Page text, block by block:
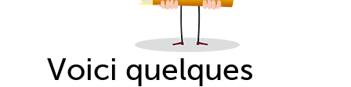
Voici quelques